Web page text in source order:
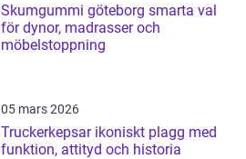
Skumgummi göteborg smarta val
för dynor, madrasser och
möbelstoppning
05 mars 2026
Truckerkepsar ikoniskt plagg med
funktion, attityd och historia